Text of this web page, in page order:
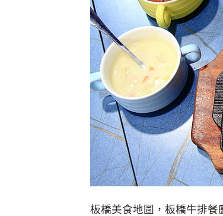
板橋美食地圖，板橋牛排餐